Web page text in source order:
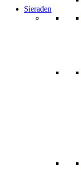
Sieraden